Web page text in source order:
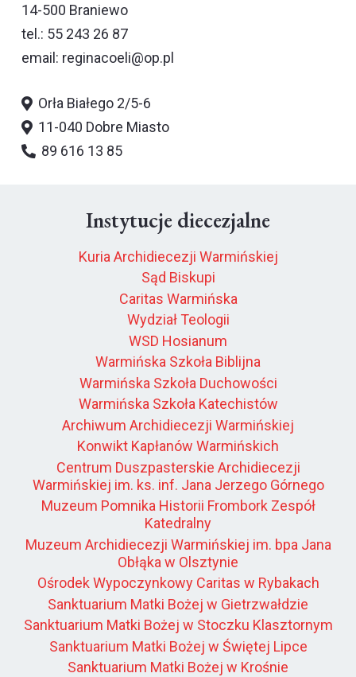
14-500 Braniewo
tel.: 55 243 26 87
email: reginacoeli@op.pl
Orła Białego 2/5-6
11-040 Dobre Miasto
89 616 13 85
Instytucje diecezjalne
Kuria Archidiecezji Warmińskiej
Sąd Biskupi
Caritas Warmińska
Wydział Teologii
WSD Hosianum
Warmińska Szkoła Biblijna
Warmińska Szkoła Duchowości
Warmińska Szkoła Katechistów
Archiwum Archidiecezji Warmińskiej
Konwikt Kapłanów Warmińskich
Centrum Duszpasterskie Archidiecezji
Warmińskiej im. ks. inf. Jana Jerzego Górnego
Muzeum Pomnika Historii Frombork Zespół
Katedralny
Muzeum Archidiecezji Warmińskiej im. bpa Jana
Obłąka w Olsztynie
Ośrodek Wypoczynkowy Caritas w Rybakach
Sanktuarium Matki Bożej w Gietrzwałdzie
Sanktuarium Matki Bożej w Stoczku Klasztornym
Sanktuarium Matki Bożej w Świętej Lipce
Sanktuarium Matki Bożej w Krośnie